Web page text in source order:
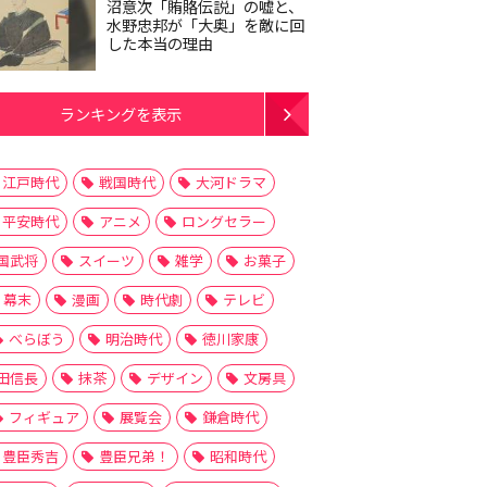
沼意次「賄賂伝説」の嘘と、
水野忠邦が「大奥」を敵に回
した本当の理由
ランキングを表示
江戸時代 戦国時代
大河ドラマ
平安時代
アニメ
ロングセラー
武将
スイーツ 雑学
お菓子
幕末
漫画 時代劇
テレビ
べらぼう
明治時代
徳川家康
信長
抹茶 デザイン
文房具
フィギュア
展覧会
鎌倉時代
豊臣秀吉
豊臣兄弟！
昭和時代